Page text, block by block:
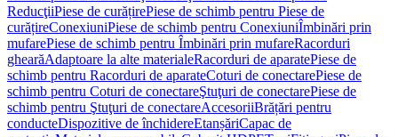
ReducţiiPiese de curățirePiese de schimb pentru Piese de
curățireConexiuniPiese de schimb pentru ConexiuniÎmbinări prin
mufarePiese de schimb pentru Îmbinări prin mufareRacorduri
ghearăAdaptoare la alte materialeRacorduri de aparatePiese de
schimb pentru Racorduri de aparateCoturi de conectarePiese de
schimb pentru Coturi de conectareŞtuţuri de conectarePiese de
schimb pentru Ştuţuri de conectareAccesoriiBrățări pentru
conducteDispozitive de închidereEtanșăriCapac de